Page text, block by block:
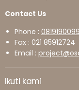
Contact Us
Phone :
Fax : 021 85912724
Email :
Ikuti kami